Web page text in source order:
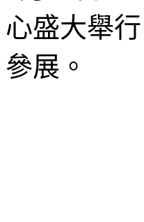
心盛大舉
參展。